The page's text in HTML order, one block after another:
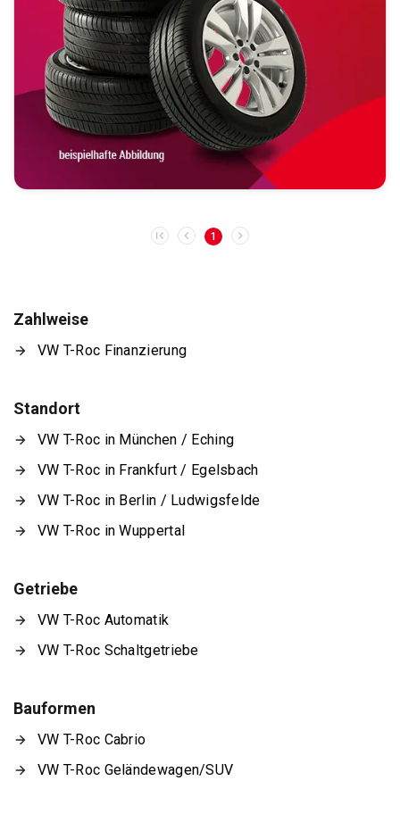
1
Zahlweise
VW T-Roc Finanzierung
Standort
VW T-Roc in München / Eching
VW T-Roc in Frankfurt / Egelsbach
VW T-Roc in Berlin / Ludwigsfelde
VW T-Roc in Wuppertal
Getriebe
VW T-Roc Automatik
VW T-Roc Schaltgetriebe
Bauformen
VW T-Roc Cabrio
VW T-Roc Geländewagen/SUV